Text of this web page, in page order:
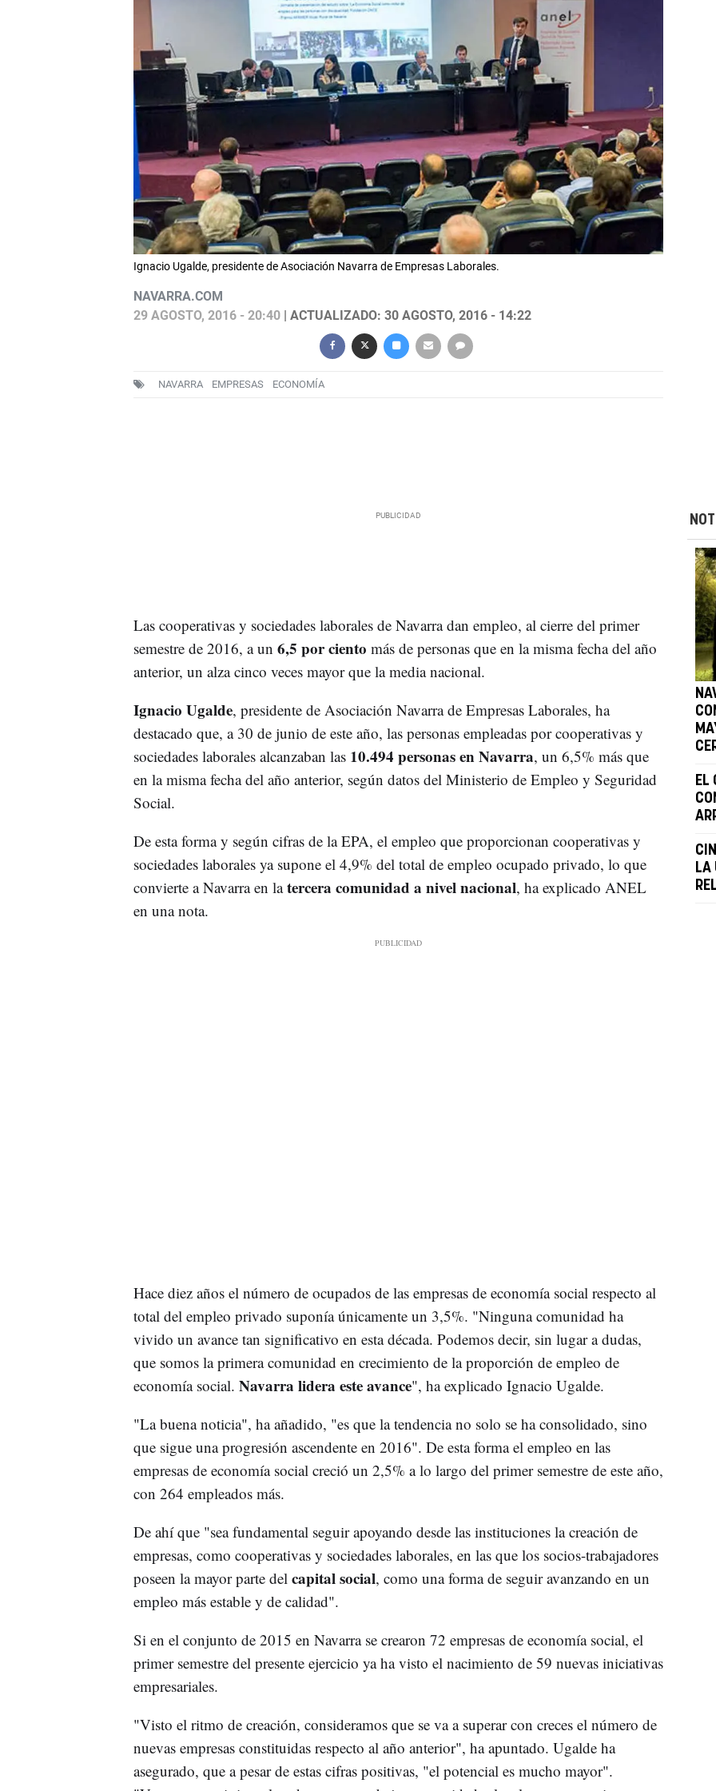
Ignacio Ugalde, presidente de Asociación Navarra de Empresas Laborales.
NAVARRA.COM
29 AGOSTO, 2016 - 20:40| ACTUALIZADO: 30 AGOSTO, 2016 - 14:22
NAVARRA EMPRESAS ECONOMÍA
Las cooperativas y sociedades laborales de Navarra dan empleo, al cierre del primer
semestre de 2016, a un 6,5 por ciento más de personas que en la misma fecha del año
anterior, un alza cinco veces mayor que la media nacional.
Ignacio Ugalde, presidente de Asociación Navarra de Empresas Laborales, ha
destacado que, a 30 de junio de este año, las personas empleadas por cooperativas y
sociedades laborales alcanzaban las 10.494 personas en Navarra, un 6,5% más que
en la misma fecha del año anterior, según datos del Ministerio de Empleo y Seguridad
Social.
De esta forma y según cifras de la EPA, el empleo que proporcionan cooperativas y
sociedades laborales ya supone el 4,9% del total de empleo ocupado privado, lo que
convierte a Navarra en latercera comunidad a nivel nacional, ha explicado ANEL
en una nota.
Hace diez años el número de ocupados de las empresas de economía social respecto al
total del empleo privado suponía únicamente un 3,5%. "Ninguna comunidad ha
vivido un avance tan significativo en esta década. Podemos decir, sin lugar a dudas,
que somos la primera comunidad en crecimiento de la proporción de empleo de
economía social. Navarra lidera este avance", ha explicado Ignacio Ugalde.
"La buena noticia", ha añadido, "es que la tendencia no solo se ha consolidado, sino
que sigue una progresión ascendente en 2016". De esta forma el empleo en las
empresas de economía social creció un 2,5% a lo largo del primer semestre de este año,
con 264 empleados más.
De ahí que "sea fundamental seguir apoyando desde las instituciones la creación de
empresas, como cooperativas y sociedades laborales, en las que los socios-trabajadores
poseen la mayor parte del capital social, como una forma de seguir avanzando en un
empleo más estable y de calidad".
Si en el conjunto de 2015 en Navarra se crearon 72 empresas de economía social, el
primer semestre del presente ejercicio ya ha visto el nacimiento de 59 nuevas iniciativas
empresariales.
"Visto el ritmo de creación, consideramos que se va a superar con creces el número de
nuevas empresas constituidas respecto al año anterior", ha apuntado. Ugalde ha
asegurado, que a pesar de estas cifras positivas, "el potencial es mucho mayor".
EL
LA